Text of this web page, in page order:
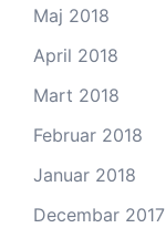
Maj 2018
April 2018
Mart 2018
Februar 2018
Januar 2018
Decembar 2017